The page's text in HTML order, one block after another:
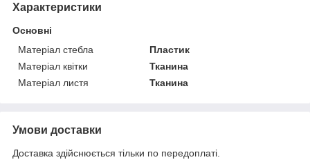
Характеристики
Основні
Матеріал стебла
Пластик
Матеріал квітки
Тканина
Матеріал листя
Тканина
Умови доставки
Доставка здійснюється тільки по передоплаті.